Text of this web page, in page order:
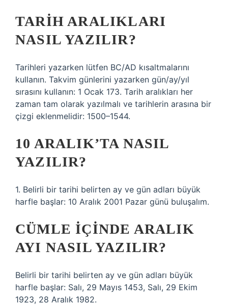
TARIH ARALIKLARI
NASIL YAZILIR?
Tarihleri ​​yazarken lütfen BC/AD kısaltmalarını
kullanın. Takvim günlerini yazarken gün/ay/yıl
sırasını kullanın: 1 Ocak 173. Tarih aralıkları her
zaman tam olarak yazılmalı ve tarihlerin arasına bir
çizgi eklenmelidir: 1500–1544.
10 ARALIK’TA NASIL
YAZILIR?
1. Belirli bir tarihi belirten ay ve gün adları büyük
harfle başlar: 10 Aralık 2001 Pazar günü buluşalım.
CÜMLE IÇINDE ARALIK
AYI NASIL YAZILIR?
Belirli bir tarihi belirten ay ve gün adları büyük
harfle başlar: Salı, 29 Mayıs 1453, Salı, 29 Ekim
1923, 28 Aralık 1982.